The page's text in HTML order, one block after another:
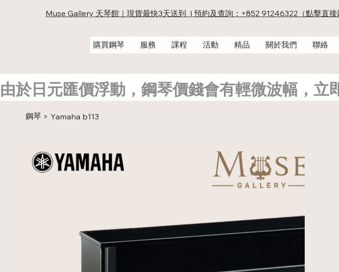
購買鋼琴 服務 課程 活動 精品 關於我們 聯絡
Muse Gallery 天琴館｜現貨最快3天送到 | 預約及查詢：+852 91246322（點擊直接
由於日元匯價浮動，鋼琴價錢會有輕微波幅，立
鋼琴 > Yamaha b113